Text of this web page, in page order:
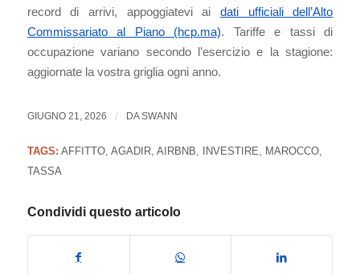
record di arrivi, appoggiatevi aidati ufficiali dell’Alto
Commissariato al Piano (hcp.ma). Tariffe e tassi di
occupazione variano secondo l’esercizio e la stagione:
aggiornate la vostra griglia ogni anno.
GIUGNO 21, 2026 / DASWANN
TAGS: AFFITTO, AGADIR, AIRBNB, INVESTIRE, MAROCCO,
TASSA
Condividi questo articolo